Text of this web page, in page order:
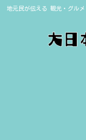
地元民が伝える 観光・グル